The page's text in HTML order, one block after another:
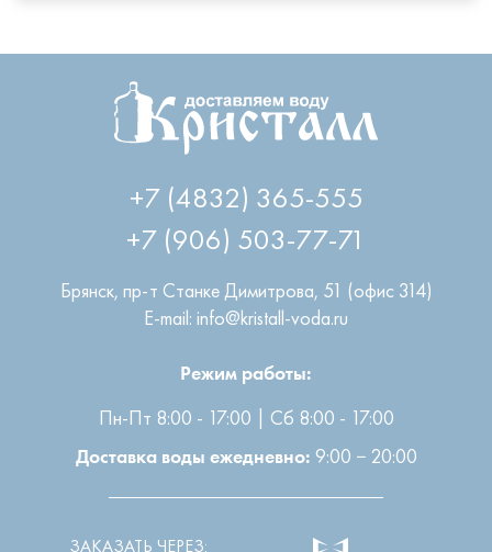
+7 (4832) 365-555
+7 (906) 503-77-71
Брянск
пр-т Станке Димитрова, 51 (офис 314)
E-mail: info@kristall-voda.ru
Режим работы:
Пн-Пт 8:00 - 17:00 | Сб 8:00 - 17:00
Доставка воды ежедневно: 9:00 − 20:00
ЗАКАЗАТЬ ЧЕРЕЗ: